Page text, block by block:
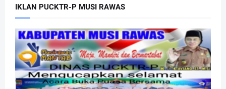
IKLAN PUCKTR-P MUSI RAWAS